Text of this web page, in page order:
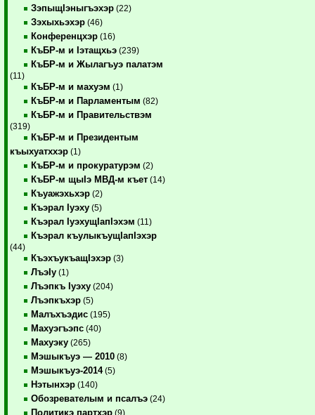
ЗэпыщIэныгъэхэр (22)
Зэхыхьэхэр (46)
Конференцхэр (16)
КъБР-м и Iэтащхьэ (239)
КъБР-м и Жылагъуэ палатэм
(11)
КъБР-м и махуэм (1)
КъБР-м и Парламентым (82)
КъБР-м и Правительствэм
(319)
КъБР-м и Президентым
къыхуатххэр (1)
КъБР-м и прокуратурэм (2)
КъБР-м щыIэ МВД-м къет (14)
Къуажэхьхэр (2)
Къэрал Iуэху (5)
Къэрал IуэхущIапIэхэм (11)
Къэрал къулыкъущIапIэхэр
(44)
КъэхъукъащIэхэр (3)
ЛъэIу (1)
Лъэпкъ Iуэху (204)
Лъэпкъхэр (5)
Малъхъэдис (195)
Махуэгъэпс (40)
Махуэку (265)
Мэшыкъуэ — 2010 (8)
Мэшыкъуэ-2014(5)
Нэтынхэр (140)
Обозревателым и псалъэ (24)
Политикэ партхэр (9)